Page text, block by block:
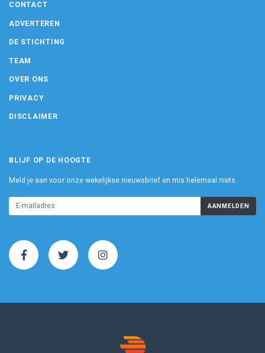
CONTACT
ADVERTEREN
DE STICHTING
TEAM
OVER ONS
PRIVACY
DISCLAIMER
BLIJF OP DE HOOGTE
Meld je aan voor onze wekelijkse nieuwsbrief en mis helemaal niets.
AANMELDEN